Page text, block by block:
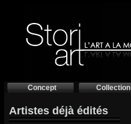
Concept Collection
Artistes déjà édités